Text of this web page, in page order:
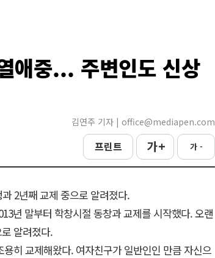
애중... 주변인도 신상
김연주 기자 | office@mediapen.com
프린트 가 + 가 -
2년째 교제 중으로 알려졌다.
년 말부터 학창시절 동창과 교제를 시작했다. 오랜
알려졌다.
히 교제해왔다. 여자친구가 일반인인 만큼 자신으